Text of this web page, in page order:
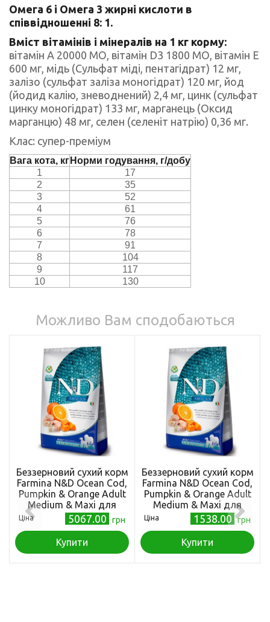
Омега 6 і Омега 3 жирні кислоти в
співвідношенні 8: 1.
Вміст вітамінів і мінералів на 1 кг корму:
вітамін А 20000 МО, вітамін D3 1800 МО, вітамін Е
600 мг, мідь (Сульфат міді, пентагідрат) 12 мг,
залізо (сульфат заліза моногідрат) 120 мг, йод
(йодид калію, зневоднений) 2,4 мг, цинк (сульфат
цинку моногідрат) 133 мг, марганець (Оксид
марганцю) 48 мг, селен (селеніт натрію) 0,36 мг.
Клас: супер-преміум
Вага кота, кг Норми годування, г/добу
1
17
2
35
3
52
4
61
5
76
6
78
7
91
8
104
9
117
10
130
Можливо Вам сподобаються
Беззерновий сухий корм
Farmina N&D Ocean Cod,
Pumpkin & Orange Adult
Medium & Maxi для
собак середніх і великих
порід, з тріскою та
апельсином, 12 кг
Ціна 5067.00 грн
Купити
Беззерновий сухий корм
Farmina N&D Ocean Cod,
Pumpkin & Orange Adult
Medium & Maxi для
собак середніх і великих
порід, з тріскою та
апельсином, 2,5 кг
Ціна 1538.00 грн
Купити